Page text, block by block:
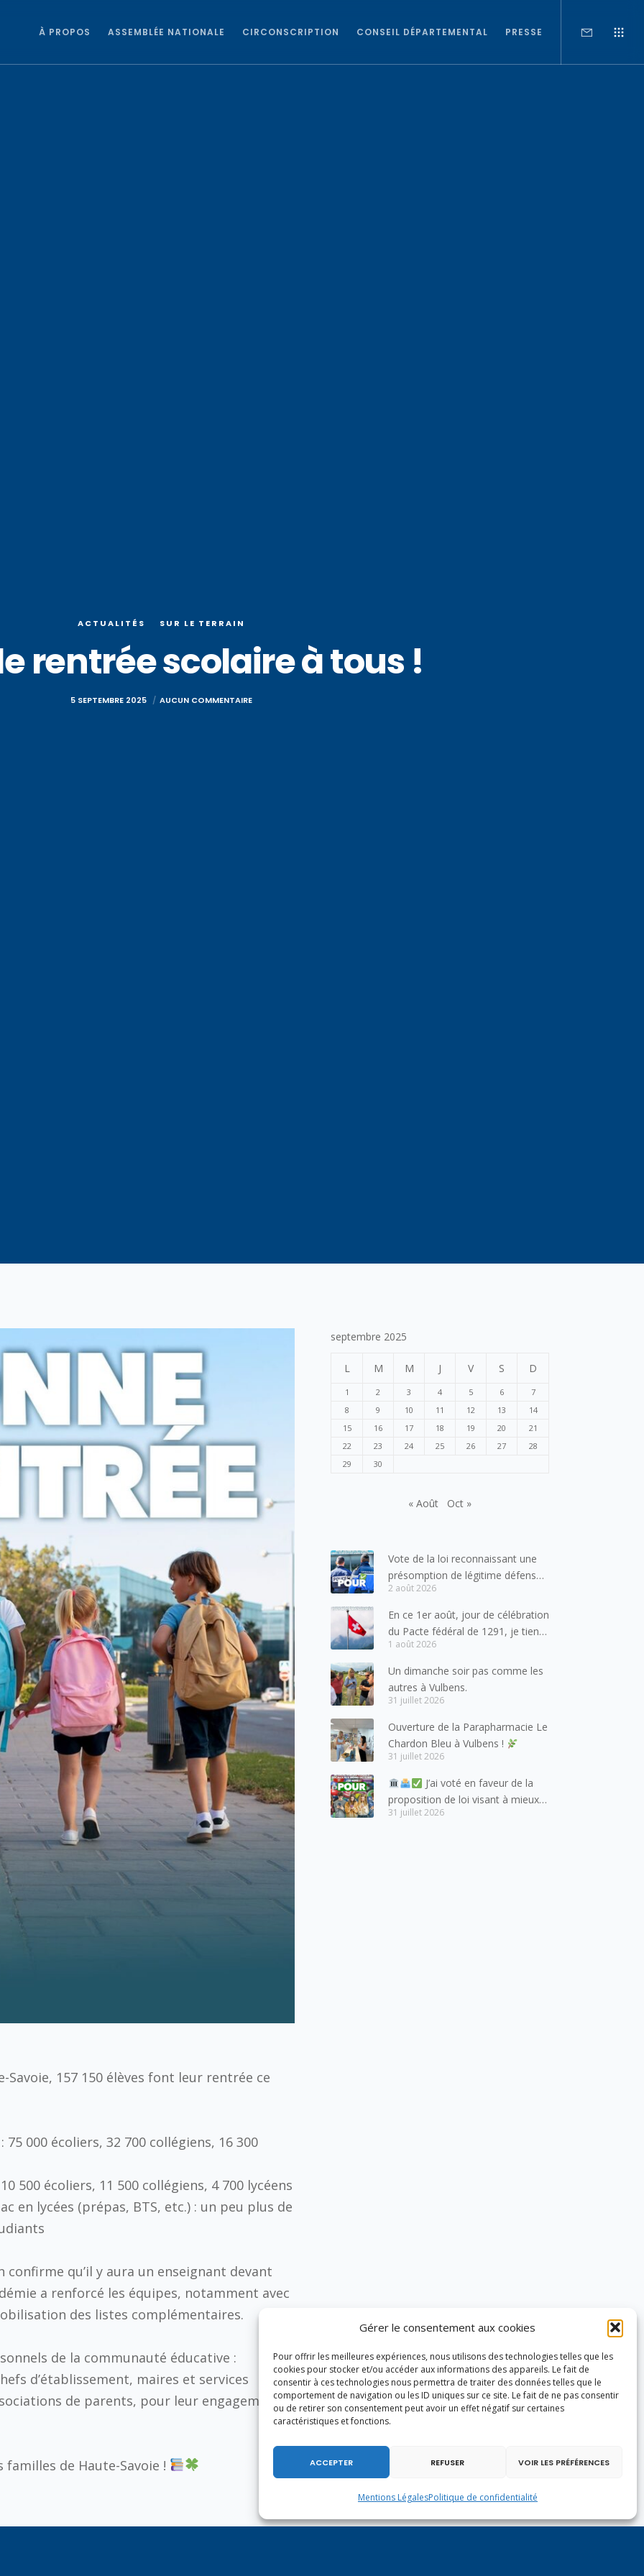
Gérer le consentement aux cookies
Pour offrir les meilleures expériences, nous utilisons des technologies telles que les
cookies pour stocker et/ou accéder aux informations des appareils. Le fait de
consentir à ces technologies nous permettra de traiter des données telles que le
comportement de navigation ou les ID uniques sur ce site. Le fait de ne pas consentir
ou de retirer son consentement peut avoir un effet négatif sur certaines
caractéristiques et fonctions.
ACCEPTER REFUSER VOIR LES PRÉFÉRENCES
Mentions LégalesPolitique de confidentialité
À PROPOS ASSEMBLÉE NATIONALE CIRCONSCRIPTION CONSEIL DÉPARTEMENTAL PRESSE
ACTUALITÉS SUR LE TERRAIN
rentrée scolaire à tous !
5 SEPTEMBRE 2025 AUCUN COMMENTAIRE
Savoie, 157 150 élèves font leur rentrée ce
75 000 écoliers, 32 700 collégiens, 16 300
500 écoliers, 11 500 collégiens, 4 700 lycéens
en lycées (prépas, BTS, etc.) : un peu plus de
confirme qu’il y aura un enseignant devant
a renforcé les équipes, notamment avec
des listes complémentaires.
de la communauté éducative :
d’établissement, maires et services
de parents, pour leur engagement
de Haute-Savoie !
septembre 2025
L M M J V S D
1 2 3 4 5 6
7
8
9 10 11 12 13
14
15
16 17 18 19 20
21
22
23 24 25 26 27
28
29
30
« Août Oct »
Vote de la loi reconnaissant une
présomption de légitime défense
pour les forces de l’ordre
2 août 2026
En ce 1er août, jour de célébration
du Pacte fédéral de 1291, je tiens
à adresser mes meilleures
salutations à nos voisins et amis
suisses, et plus particulièrement
aux habitants du bassin genevois
lesquels la Haute-Savoie
entretient des liens étroits et
quotidiens.
1 août 2026
Un dimanche soir pas comme les
autres à Vulbens.
31 juillet 2026
Ouverture de la Parapharmacie Le
Chardon Bleu à Vulbens !
31 juillet 2026
J’ai voté en faveur de la
proposition de loi visant à mieux
protéger les mineurs des risques
31 juillet 2026